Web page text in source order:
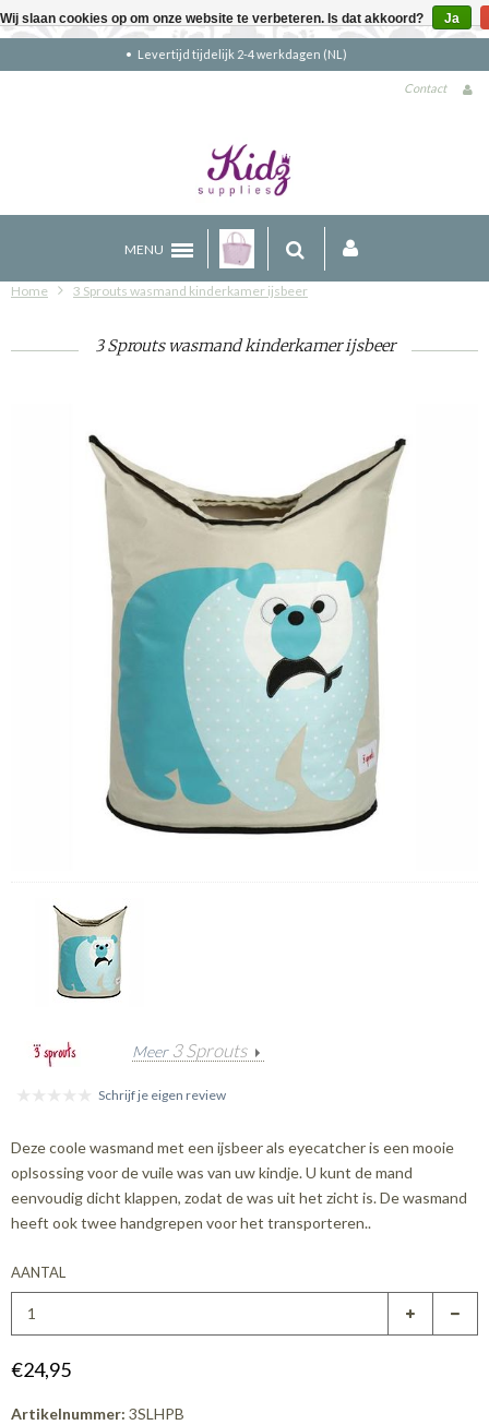
Gratis verzending boven €90 (NL)
Contact
MENU
Home 3 Sprouts wasmand kinderkamer ijsbeer
3 Sprouts wasmand kinderkamer ijsbeer
Meer 3 Sprouts
Schrijf je eigen review
Deze coole wasmand met een ijsbeer als eyecatcher is een mooie
oplsossing voor de vuile was van uw kindje. U kunt de mand
eenvoudig dicht klappen, zodat de was uit het zicht is. De wasmand
heeft ook twee handgrepen voor het transporteren..
AANTAL
€24,95
Artikelnummer: 3SLHPB
Wij slaan cookies op om onze website te verbeteren. Is dat akkoord? Ja